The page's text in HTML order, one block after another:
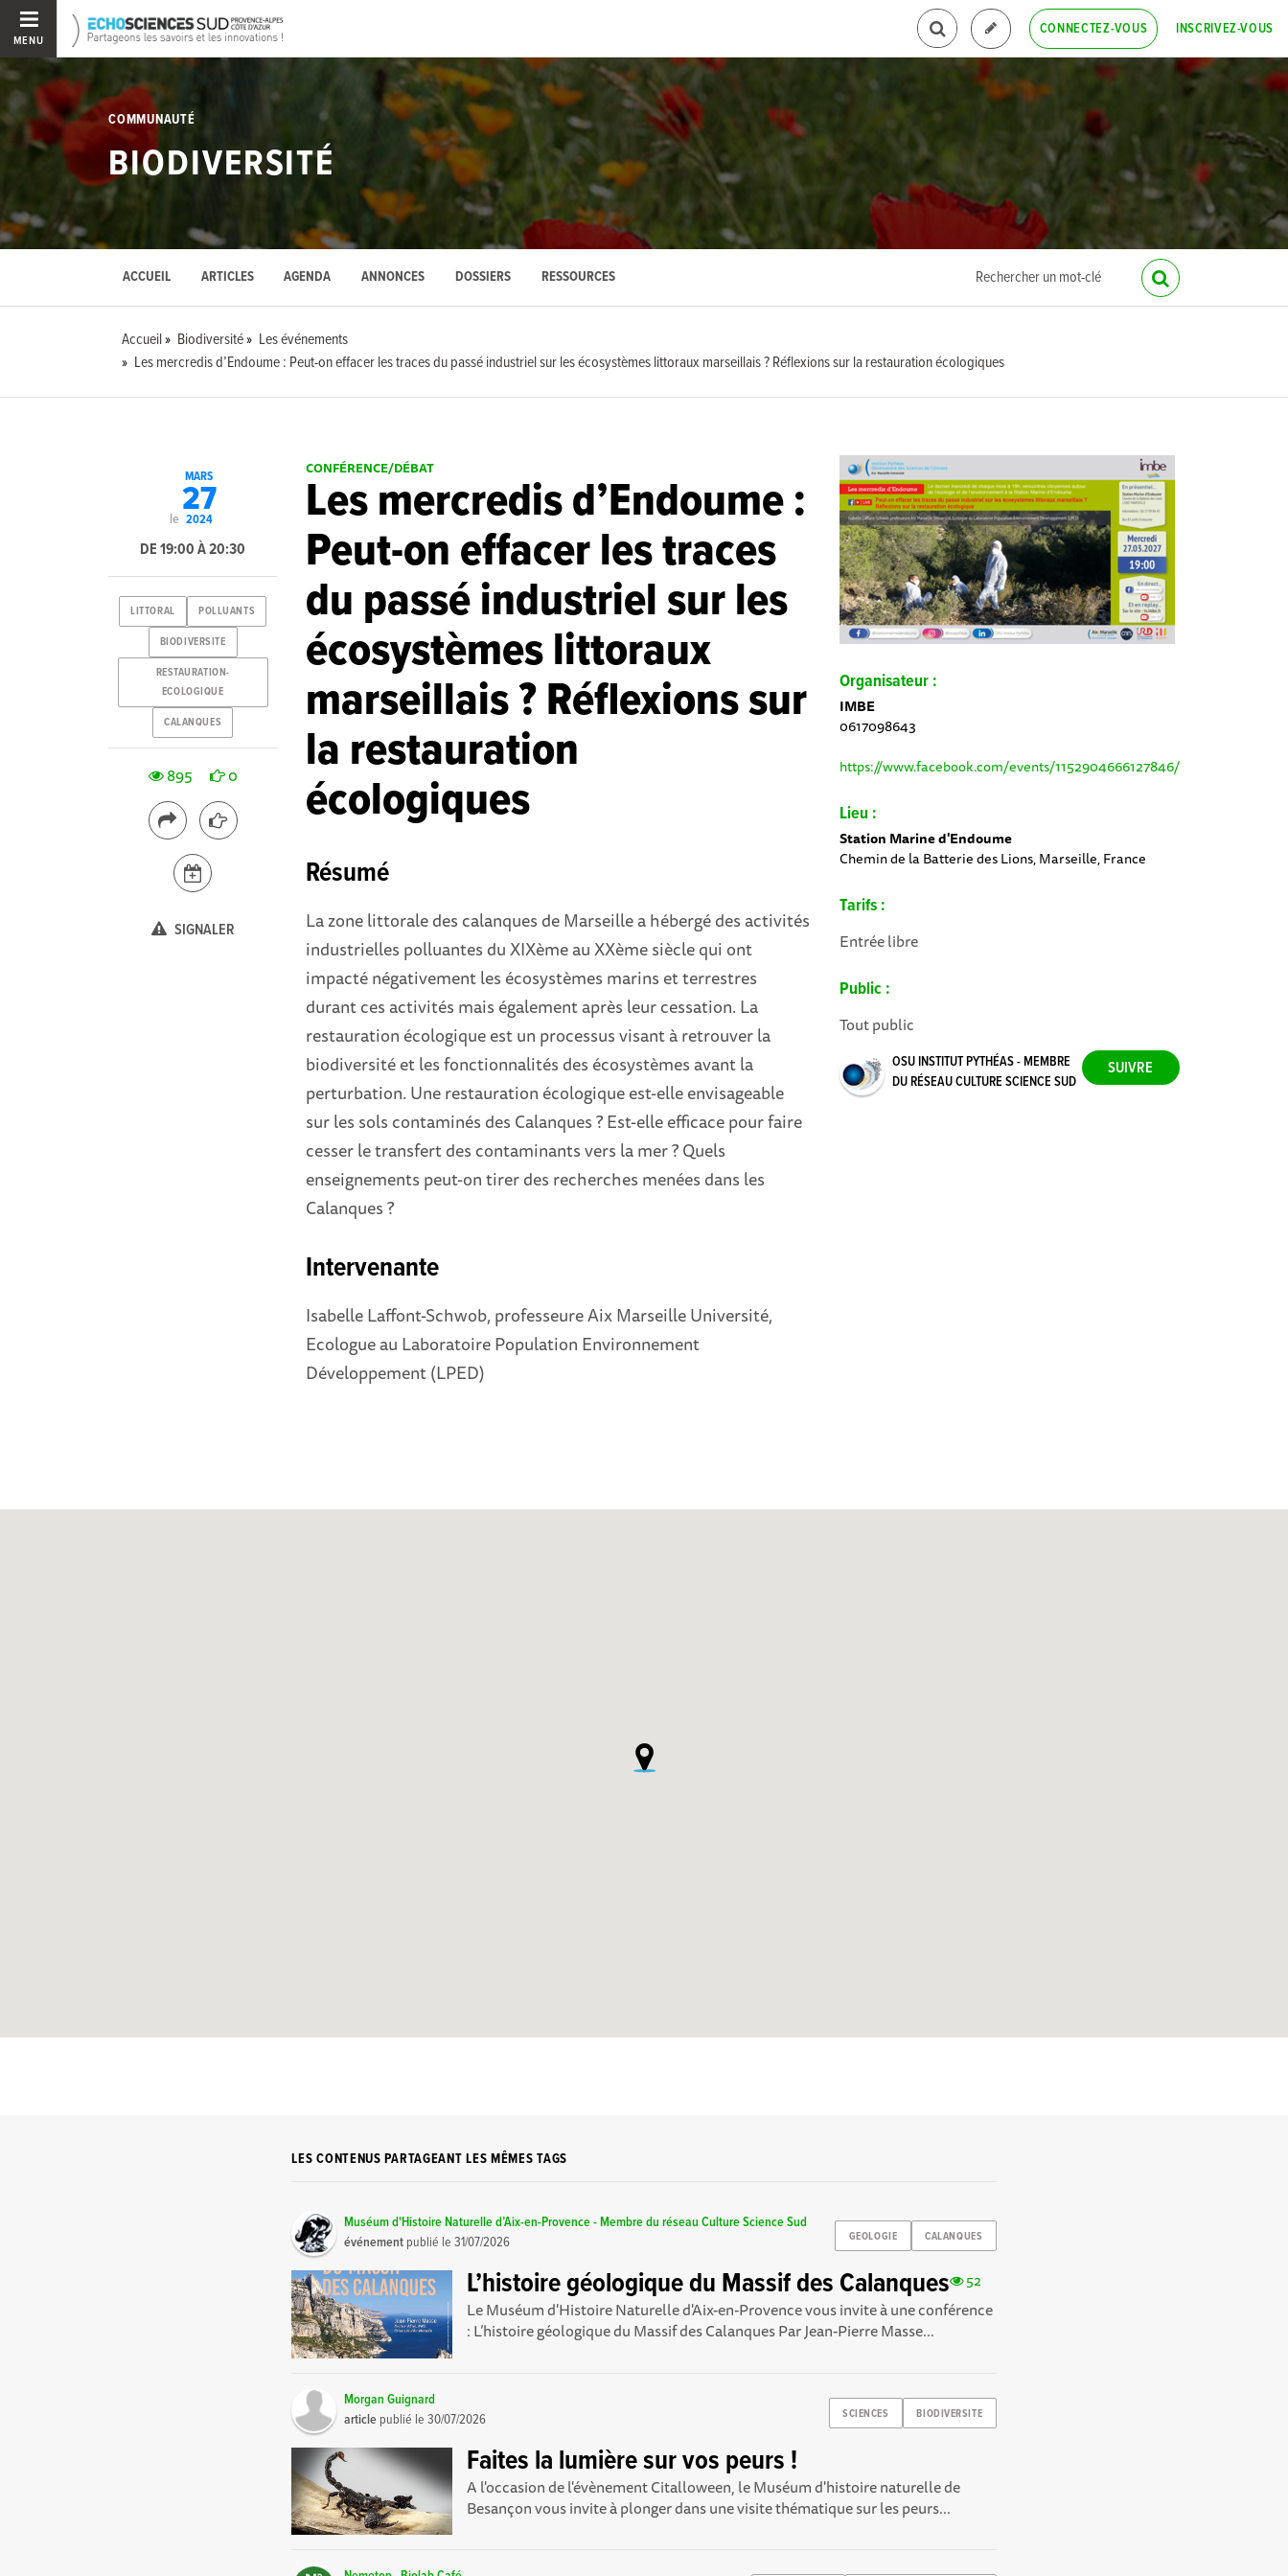
MENU
CONNECTEZ-VOUS INSCRIVEZ-VOUS
COMMUNAUTÉ
BIODIVERSITÉ
ACCUEIL ARTICLES AGENDA ANNONCES DOSSIERS RESSOURCES
Accueil Biodiversité
Les événements
Les mercredis d’Endoume : Peut-on effacer les traces du passé industriel sur les écosystèmes littoraux marseillais ? Réflexions sur la restauration écologiques
CONFÉRENCE/DÉBAT
Les mercredis d’Endoume :
Peut-on effacer les traces
du passé industriel sur les
écosystèmes littoraux
marseillais ? Réflexions sur
la restauration
écologiques
Résumé
La zone littorale des calanques de Marseille a hébergé des activités
industrielles polluantes du XIXème au XXème siècle qui ont
impacté négativement les écosystèmes marins et terrestres
durant ces activités mais également après leur cessation. La
restauration écologique est un processus visant à retrouver la
biodiversité et les fonctionnalités des écosystèmes avant la
perturbation. Une restauration écologique est-elle envisageable
sur les sols contaminés des Calanques ? Est-elle efficace pour faire
cesser le transfert des contaminants vers la mer ? Quels
enseignements peut-on tirer des recherches menées dans les
Calanques ?
Intervenante
Isabelle Laffont-Schwob, professeure Aix Marseille Université,
Ecologue au Laboratoire Population Environnement
Développement (LPED)
Organisateur :
IMBE
0617098643
https://www.facebook.com/events/1152904666127846/
Lieu :
Station Marine d'Endoume
Chemin de la Batterie des Lions, Marseille, France
Tarifs :
Entrée libre
Public :
Tout public
OSU INSTITUT PYTHÉAS - MEMBRE
DU RÉSEAU CULTURE SCIENCE SUD
le
MARS
27
2024
DE 19:00 À 20:30
LITTORAL POLLUANTS
BIODIVERSITE
RESTAURATION-
ECOLOGIQUE
CALANQUES
895 0
SIGNALER
LES CONTENUS PARTAGEANT LES MÊMES TAGS
GEOLOGIE CALANQUES
Muséum d'Histoire Naturelle d’Aix-en-Provence - Membre du réseau Culture Science Sud
événement publié le31/07/2026
52
L’histoire géologique du Massif des Calanques
Le Muséum d'Histoire Naturelle d'Aix-en-Provence vous invite à une conférence
: L’histoire géologique du Massif des Calanques Par Jean-Pierre Masse...
SCIENCES BIODIVERSITE
Morgan Guignard
article publié le30/07/2026
Faites la lumière sur vos peurs !
A l'occasion de l'évènement Citalloween, le Muséum d'histoire naturelle de
Besançon vous invite à plonger dans une visite thématique sur les peurs...